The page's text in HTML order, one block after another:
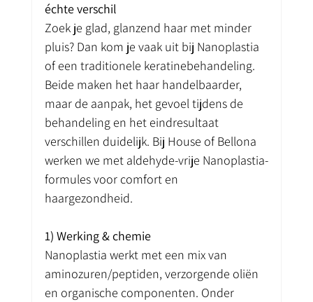
échte verschil
Zoek je glad, glanzend haar met minder
pluis? Dan kom je vaak uit bij Nanoplastia
of een traditionele keratinebehandeling.
Beide maken het haar handelbaarder,
maar de aanpak, het gevoel tijdens de
behandeling en het eindresultaat
verschillen duidelijk. Bij House of Bellona
werken we met aldehyde-vrije Nanoplastia-
formules voor comfort en
haargezondheid.
1) Werking & chemie
Nanoplastia werkt met een mix van
aminozuren/peptiden, verzorgende oliën
en organische componenten. Onder